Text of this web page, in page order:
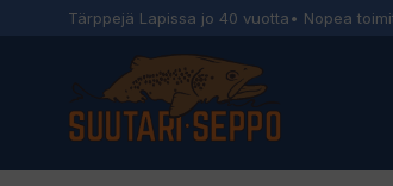
Tärppejä Lapissa jo 40 vuotta• Nopea